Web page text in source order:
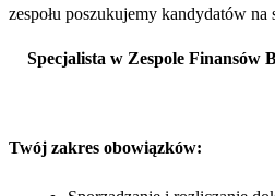
zespołu poszukujemy kandydatów na
Specjalista w Zespole Finansów
Twój zakres obowiązków: